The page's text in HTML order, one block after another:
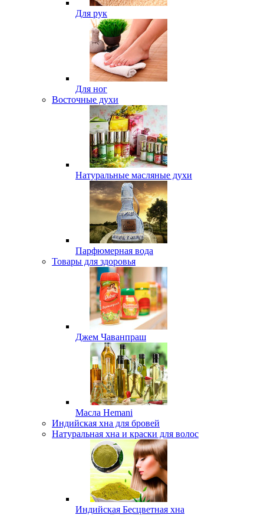
Для рук
Для ног
Восточные духи
Натуральные масляные духи
Парфюмерная вода
Товары для здоровья
Джем Чаванпраш
Масла Hemani
Индийская хна для бровей
Натуральная хна и краски для волос
Индийская Бесцветная хна